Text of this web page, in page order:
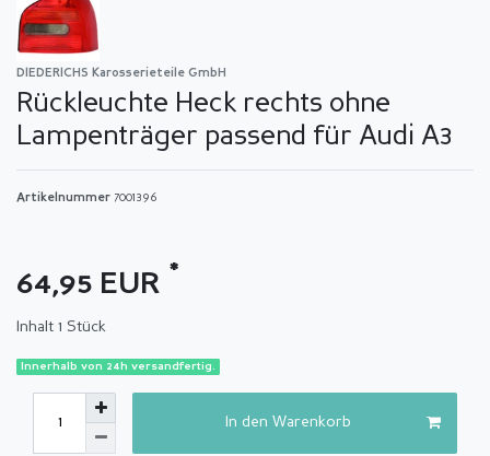
DIEDERICHS Karosserieteile GmbH
Rückleuchte Heck rechts ohne
Lampenträger passend für Audi A3
Artikelnummer 7001396
64,95 EUR *
Inhalt 1 Stück
Innerhalb von 24h versandfertig.
In den Warenkorb